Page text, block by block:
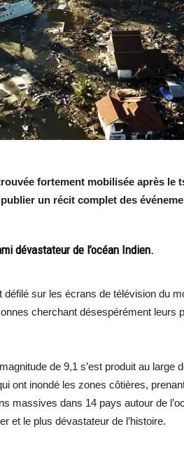
fortement mobilisée après le
un récit complet des
dévastateur de l’océan Indien.
sur les écrans de télévision du
cherchant désespérément leurs
de 9,1 s’est produit au large
ont inondé les zones côtières,
massives dans 14 pays autour de
et le plus dévastateur de l’histoire.